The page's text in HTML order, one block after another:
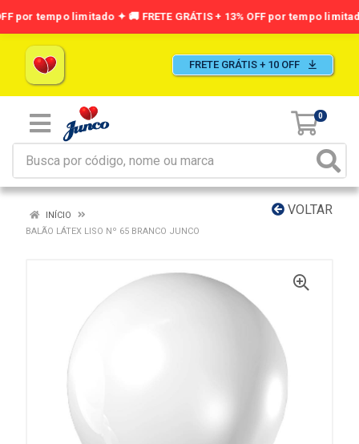
FRETE GRÁTIS + 10 OFF
0
VOLTAR
INÍCIO
BALÃO LÁTEX LISO Nº 65 BRANCO JUNCO